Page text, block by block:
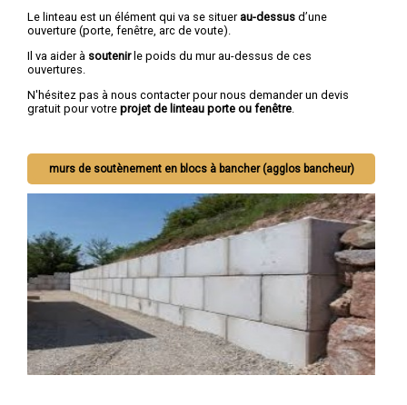
Le linteau est un élément qui va se situer au-dessus d’une
ouverture (porte, fenêtre, arc de voute).
Il va aider à soutenirle poids du mur au-dessus de ces
ouvertures.
N'hésitez pas à nous contacter pour nous demander un devis
gratuit pour votre projet de linteau porte ou fenêtre
murs de soutènement en blocs à bancher (agglos bancheur)